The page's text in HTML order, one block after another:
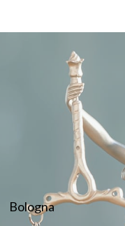
Bologna